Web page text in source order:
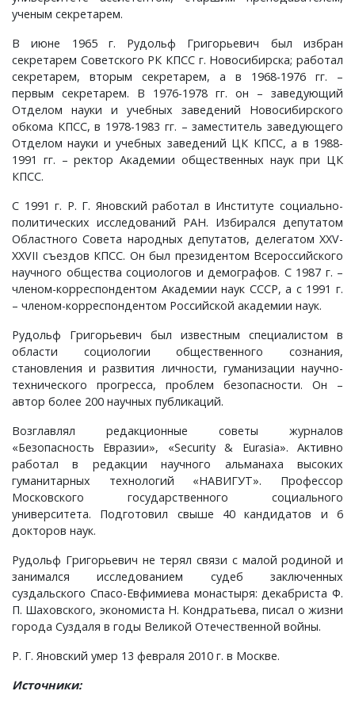
ученым секретарем.
В июне 1965 г. Рудольф Григорьевич был избран
секретарем Советского РК КПСС г. Новосибирска; работал
секретарем, вторым секретарем, а в 1968-1976 гг. –
первым секретарем. В 1976-1978 гг. он – заведующий
Отделом науки и учебных заведений Новосибирского
обкома КПСС, в 1978-1983 гг. – заместитель заведующего
Отделом науки и учебных заведений ЦК КПСС, а в 1988-
1991 гг. – ректор Академии общественных наук при ЦК
КПСС.
С 1991 г. Р. Г. Яновский работал в Институте социально-
политических исследований РАН. Избирался депутатом
Областного Совета народных депутатов, делегатом XXV-
XXVII съездов КПСС. Он был президентом Всероссийского
научного общества социологов и демографов. С 1987 г. –
членом-корреспондентом Академии наук СССР, а с 1991 г.
– членом-корреспондентом Российской академии наук.
Рудольф Григорьевич был известным специалистом в
области социологии общественного сознания,
становления и развития личности, гуманизации научно-
технического прогресса, проблем безопасности. Он –
автор более 200 научных публикаций.
Возглавлял редакционные советы журналов
«Безопасность Евразии», «Security & Eurasia». Активно
работал в редакции научного альманаха высоких
гуманитарных технологий «НАВИГУТ». Профессор
Московского государственного социального
университета. Подготовил свыше 40 кандидатов и 6
докторов наук.
Рудольф Григорьевич не терял связи с малой родиной и
занимался исследованием судеб заключенных
суздальского Спасо-Евфимиева монастыря: декабриста Ф.
П. Шаховского, экономиста Н. Кондратьева, писал о жизни
города Суздаля в годы Великой Отечественной войны.
Р. Г. Яновский умер 13 февраля 2010 г. в Москве.
Источники:
Слотино, село
Сорокина, деревня
Старова, деревня
Таратина, деревня
Чернецкое, село
Шарапово, деревня
Шеина, деревня
Шимонова, деревня
Юрцево, деревня
Паустово, деревня
Пески, деревня
Пировы-Городищи, село
Плосково, деревня
Путятино, деревня
Раменье, деревня
Сарыево, село
Сергеево, деревня
Сергиевы Горки, село
Ставрово, деревня
Станки, село
Степанцево, село
Ступицы, деревня
Табачиха, деревня
Тополевка, деревня
Троицкое-Татарово, село
Харино, деревня
Хотиловка, деревня
Фролово, урочище
Чулково, поселок
Шубино, деревня
Старково, деревня
Таланово, деревня
Тасинский Бор, поселок
Уршельский, поселок
Цикуль, село
Шевертни, деревня
Якимец, поселок
Горки, село
Городок, деревня
Гусево, деревня
Давыдово, село
Дворики, деревня
Дмитриково, деревня
Епишово, деревня
Зауичье, деревня
Ивановская, деревня
Ивашково, деревня
Ивишенье, деревня
Имени Артема, поселок
имени Горького, поселок
имени Карла Маркса, поселок
имени Красина, поселок
Имени М. В. Фрунзе, посёлок
имени С. М. Кирова, поселок
Истомино, деревня
Малышево, село
Маринино, село
Марьино, село
Медуши, погост
Мелехово, поселок
Меховицы, село
Милиново, село
Мисайлово, деревня
Новый, поселок
Овсянниково, деревня
Озерки, деревня
Осипово, село
Петровское, деревня
Плесец, село
Пустынка, деревня
Репники, деревня
Русино, село
Ручьи, деревня
Новобусино, деревня
Новофетинино, деревня
Раздолье, поселок
Снегирево, село
Тимошкино, село
Тонково, деревня
Флорищи, село
Лужки, деревня
Ляхи, село
Максимово, деревня
Меленки, город
Мильдево, деревня
Окшово, деревня
Песочная, деревня
Просеницы, село
Пьянгус, село
Репино, село
Савково, деревня
Селино, деревня
Синжаны, село
Славцево, село
Толстиково, деревня
Тургенево, деревня
Урваново, село
Усад, деревня
Новоселки, село
Окулово, деревня
Орлово, деревня
Панфилово, село
Пестенькино, деревня
Савково, деревня
Саксино, деревня
Талызино, деревня
Татарово, село
Хоробрицы, деревня
Чаадаево, село
Матренино, село
Мышлино, деревня
Нагорный, поселок
Пекша, деревня
Перново, деревня
Петушки, город
Покров, город
Старые Омутищи, деревня
Старые Петушки, деревня
Сушнево-1, поселок
Лучинское, деревня
Некрасиха, деревня
Одерихино, деревня
Орехово, село
Перебор, деревня
Прокошиха, деревня
Рождествено, село
Семеновское, село
Собинка, город
Спасское, село
Ставрово, поселок
Ундол, село
Фетинино, село
Черкутино, село
Чижово, деревня
Юрино, деревня
Овсяниково, деревня
Передел, деревня
Погребищи, деревня
Полхово, село
Разлукино, деревня
Рычково, деревня
Сеславское, село
Спас-Купалище, село
Судогда, город
Хохловка, деревня
Языково, село
Новое, село
Павловское, село
Петраково, село
Подберезье, село
Порецкое, село
Пустой Ярославль, деревня
Романово, село
Садовый, поселок
Сновицы, село
Спасское, село
Суздаль, город
Суромна, село
Сущево, деревня
Улово, село
Филиппуши, деревня
Цибеево, село
Черниж, село
Якиманское, село
Перелоги, село
Петрушино, деревня
Подолец, село
Пречистая Гора, село
Ратислово, село
Сима, село
Федоровское, село
Федосьино, село
Чувашиха, деревня
Чураково, деревня
Шихобалово, село
Энтузиаст, село
Юрьев-Польский, город
Ярдениха, деревня